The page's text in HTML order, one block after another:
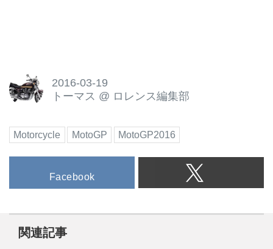
2016-03-19
トーマス @ ロレンス編集部
Motorcycle MotoGP MotoGP2016
Facebook
関連記事